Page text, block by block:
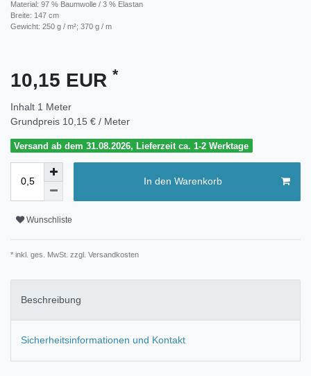
Material: 97 % Baumwolle / 3 % Elastan
Breite: 147 cm
Gewicht: 250 g / m²; 370 g / m
10,15 EUR *
Inhalt 1 Meter
Grundpreis 10,15 € / Meter
Versand ab dem 31.08.2026, Lieferzeit ca. 1-2 Werktage
In den Warenkorb
Wunschliste
* inkl. ges. MwSt. zzgl. Versandkosten
Beschreibung
Sicherheitsinformationen und Kontakt